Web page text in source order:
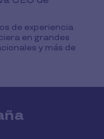
de experiencia
en grandes
y más de